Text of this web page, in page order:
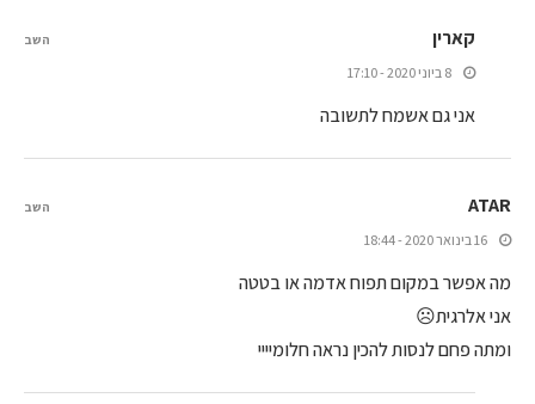
קארין
8 ביוני 2020 - 17:10
אני גם אשמח לתשובה
השב
ATAR
16 בינואר 2020 - 18:44
מה אפשר במקום תפוח אדמה או בטטה
אני אלרגית☹
ומתה פחם לנסות להכין נראה חלומיייי
השב